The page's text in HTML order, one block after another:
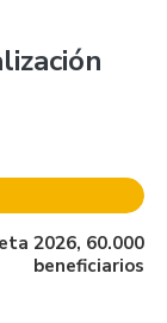
2026, 60.000
beneficiarios